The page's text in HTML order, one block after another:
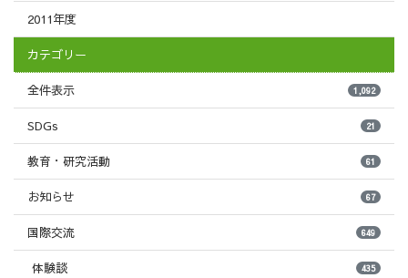
2011年度
カテゴリー
全件表示 1,092
SDGs 21
教育・研究活動 61
お知らせ 67
国際交流 649
体験談 435